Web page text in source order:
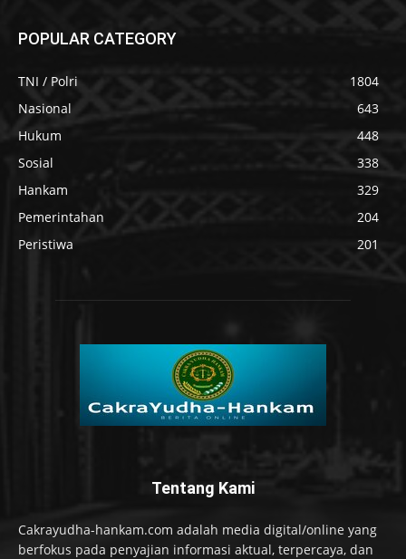
POPULAR CATEGORY
TNI / Polri
1804
Nasional
643
Hukum
448
Sosial
338
Hankam
329
Pemerintahan
204
Peristiwa
201
Tentang Kami
Cakrayudha-hankam.com adalah media digital/online yang
berfokus pada penyajian informasi aktual, terpercaya, dan